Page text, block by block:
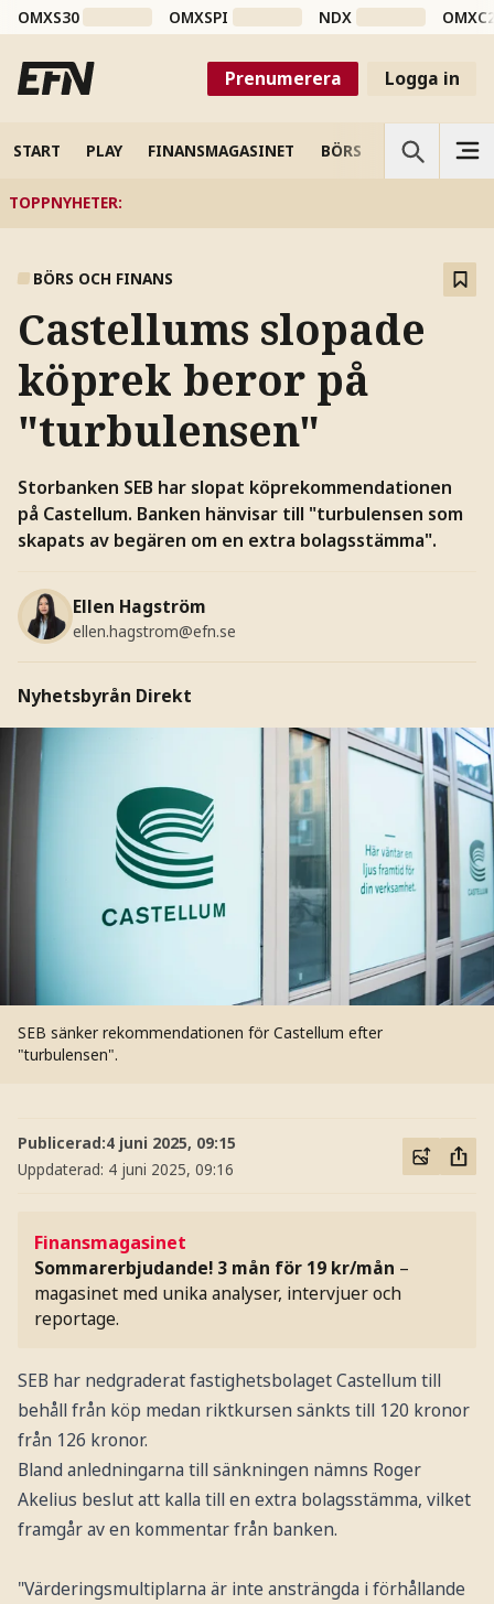
OMXS30 OMXSPI NDX
Prenumerera Logga in
START PLAY FINANSMAGASINET BÖRS VETENSKAP
TOPPNYHETER:
BÖRS OCH FINANS
Castellums slopade
köprek beror på
"turbulensen"
Storbanken SEB har slopat köprekommendationen
på Castellum. Banken hänvisar till "turbulensen som
skapats av begären om en extra bolagsstämma".
Ellen Hagström
ellen.hagstrom@efn.se
Nyhetsbyrån Direkt
SEB sänker rekommendationen för Castellum efter
"turbulensen".
Publicerad:4 juni 2025, 09:15
Uppdaterad: 4 juni 2025, 09:16
Finansmagasinet
Sommarerbjudande! 3 mån för 19 kr/mån –
magasinet med unika analyser, intervjuer och
reportage.
SEB har nedgraderat fastighetsbolaget Castellum till
behåll från köp medan riktkursen sänkts till 120 kronor
från 126 kronor.
Bland anledningarna till sänkningen nämns Roger
Akelius beslut att kalla till en extra bolagsstämma, vilket
framgår av en kommentar från banken.
"Värderingsmultiplarna är inte ansträngda i förhållande